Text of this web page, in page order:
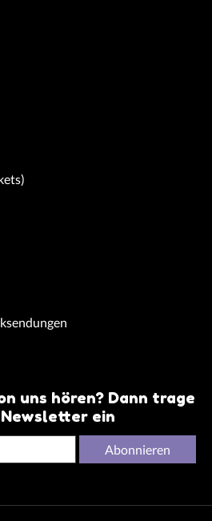
uns hören? Dann trage
ein
Abonnieren